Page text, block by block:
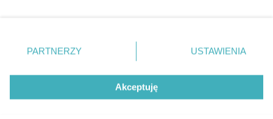
Facebook.com
Youtube.com
zmienić/wycofać klikając przycisk ustawień prywatności
znajdujący się w lewym dolnym rogu strony
. Niektóre
użytkownika, ale masz prawo sprzeciwić się takiemu
przetwarzaniu. Preferencje będą miały zastosowania tylko
PARTNERZY USTAWIENIA
Akceptuję